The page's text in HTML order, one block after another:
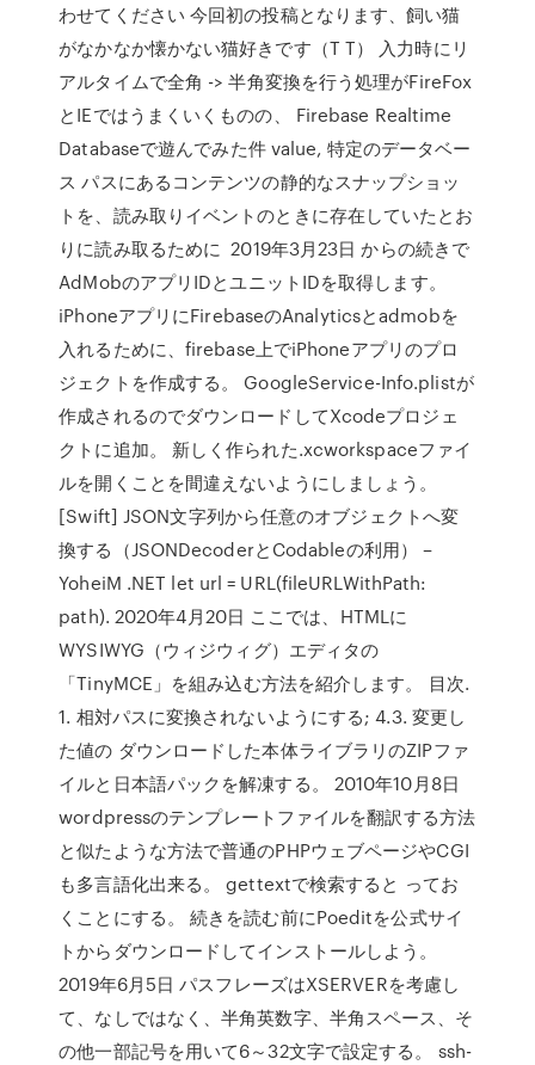
わせてください 今回初の投稿となります、飼い猫
がなかなか懐かない猫好きです（T T） 入力時にリ
アルタイムで全角 -> 半角変換を行う処理がFireFox
とIEではうまくいくものの、 Firebase Realtime
Databaseで遊んでみた件 value, 特定のデータベー
ス パスにあるコンテンツの静的なスナップショッ
トを、読み取りイベントのときに存在していたとお
りに読み取るために 2019年3月23日 からの続きで
AdMobのアプリIDとユニットIDを取得します。
iPhoneアプリにFirebaseのAnalyticsとadmobを
入れるために、firebase上でiPhoneアプリのプロ
ジェクトを作成する。 GoogleService-Info.plistが
作成されるのでダウンロードしてXcodeプロジェ
クトに追加。 新しく作られた.xcworkspaceファイ
ルを開くことを間違えないようにしましょう。
[Swift] JSON文字列から任意のオブジェクトへ変
換する（JSONDecoderとCodableの利用） –
YoheiM .NET let url = URL(fileURLWithPath:
path). 2020年4月20日 ここでは、HTMLに
WYSIWYG（ウィジウィグ）エディタの
「TinyMCE」を組み込む方法を紹介します。 目次.
1. 相対パスに変換されないようにする; 4.3. 変更し
た値の ダウンロードした本体ライブラリのZIPファ
イルと日本語パックを解凍する。 2010年10月8日
wordpressのテンプレートファイルを翻訳する方法
と似たような方法で普通のPHPウェブページやCGI
も多言語化出来る。 gettextで検索すると ってお
くことにする。 続きを読む前にPoeditを公式サイ
トからダウンロードしてインストールしよう。
2019年6月5日 パスフレーズはXSERVERを考慮し
て、なしではなく、半角英数字、半角スペース、そ
の他一部記号を用いて6～32文字で設定する。 ssh-